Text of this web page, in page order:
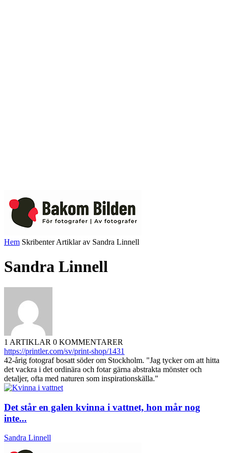
Hem Skribenter Artiklar av Sandra Linnell
Sandra Linnell
1 ARTIKLAR 0 KOMMENTARER
https://printler.com/sv/print-shop/1431
42-årig fotograf bosatt söder om Stockholm. "Jag tycker om att hitta
det vackra i det ordinära och fotar gärna abstrakta mönster och
detaljer, ofta med naturen som inspirationskälla."
Det står en galen kvinna i vattnet, hon mår nog
inte...
Sandra Linnell